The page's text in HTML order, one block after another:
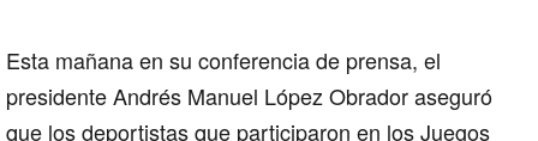
Esta mañana en su conferencia de prensa, el
presidente Andrés Manuel López Obrador aseguró
que los deportistas que participaron en los Juegos